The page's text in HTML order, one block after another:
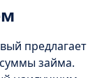
предлагает
займа.